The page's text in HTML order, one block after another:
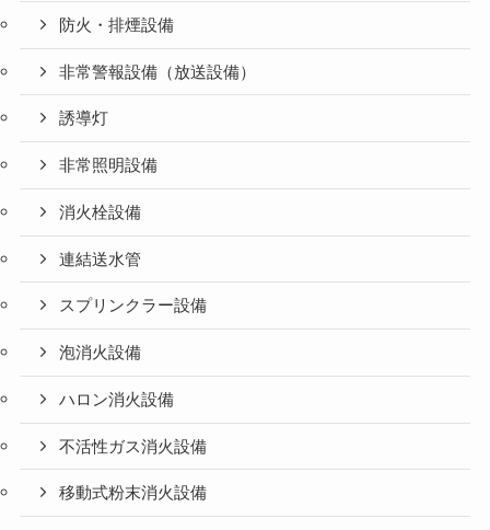
防火・排煙設備
非常警報設備（放送設備）
誘導灯
非常照明設備
消火栓設備
連結送水管
スプリンクラー設備
泡消火設備
ハロン消火設備
不活性ガス消火設備
移動式粉末消火設備